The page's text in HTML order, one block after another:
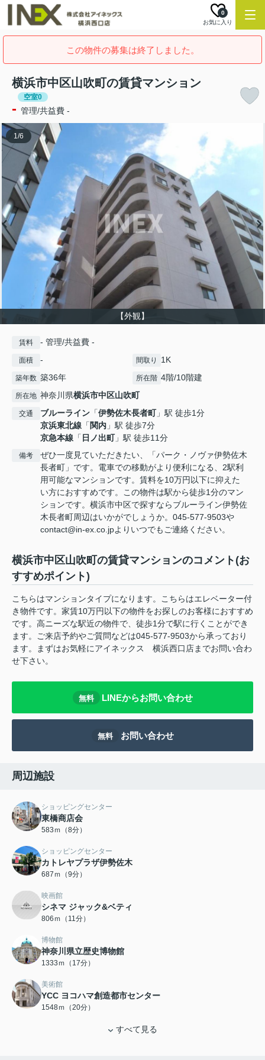
お気に入り
0
この物件の募集は終了しました。
横浜市中区山吹町の賃貸マンション
空室0
- 管理/共益費 -
【外観】
1/6
賃料 - 管理/共益費 -
面積 - 間取り 1K
築年数 築36年 所在階 4階/10階建
所在地 神奈川県横浜市中区山吹町
交通 ブルーライン 「伊勢佐木長者町」駅 徒歩1分
京浜東北線 「 関内 」駅 徒歩7分
京急本線 「 日ノ出町」駅 徒歩11分
備考
ぜひ一度見ていただきたい、「パーク・ノヴァ伊勢佐木
長者町」です。電車での移動がより便利になる、2駅利
用可能なマンションです。賃料を10万円以下に抑えた
い方におすすめです。この物件は駅から徒歩1分のマン
ションです。横浜市中区で探すならブルーライン伊勢佐
木長者町周辺はいかがでしょうか。045-577-9503や
contact@in-ex.co.jpよりいつでもご連絡ください。
横浜市中区山吹町の賃貸マンションのコメント(お
すすめポイント)
こちらはマンションタイプになります。こちらはエレベーター付
き物件です。家賃10万円以下の物件をお探しのお客様におすすめ
です。高ニーズな駅近の物件で、徒歩1分で駅に行くことができ
ます。ご来店予約やご質問などは045-577-9503から承っており
ます。まずはお気軽にアイネックス 横浜西口店までお問い合わ
せ下さい。
無料 LINEからお問い合わせ
無料 お問い合わせ
周辺施設
ショッピングセンター
東橋商店会
583ｍ（8分）
ショッピングセンター
カトレヤプラザ伊勢佐木
687ｍ（9分）
映画館
シネマ ジャック&ベティ
806ｍ（11分）
博物館
神奈川県立歴史博物館
1333ｍ（17分）
美術館
YCC ヨコハマ創造都市センター
1548ｍ（20分）
すべて見る